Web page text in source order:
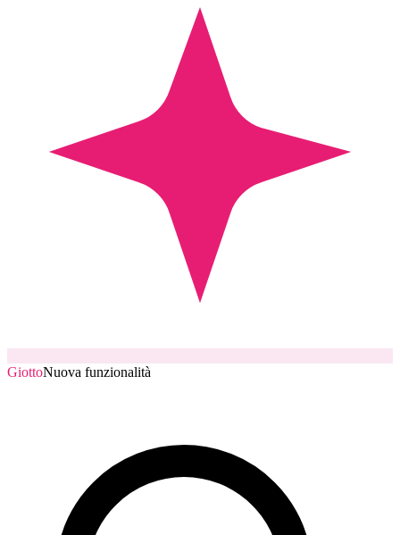
GiottoNuova funzionalità